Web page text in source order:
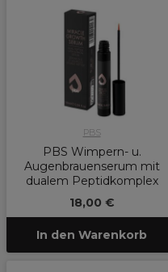
PBS
PBS Wimpern- u.
Augenbrauenserum mit
dualem Peptidkomplex
18,00 €
In den Warenkorb